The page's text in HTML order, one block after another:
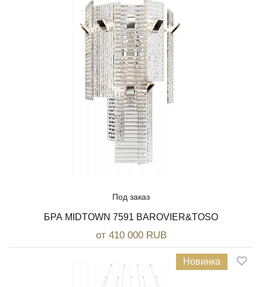
Под заказ
БРА MIDTOWN 7591 BAROVIER&TOSO
от 410 000 RUB
Новинка